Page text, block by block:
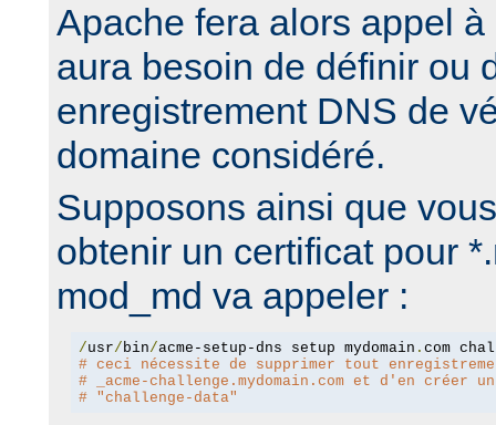
Apache fera alors appel
aura besoin de définir ou
enregistrement DNS de
domaine considéré.
Supposons ainsi que
obtenir un certificat pour
mod_md va appeler :
/usr/ bin/acme-setup-dns setup mydomain .
# ceci nécessite de supprimer tout
# _acme-challenge.mydomain.com et d'en créer
# "challenge-data"